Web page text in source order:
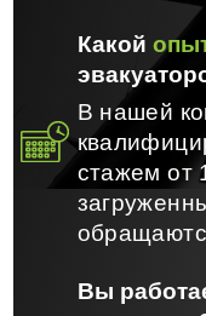
Какой
В нашей
стажем от
Вы